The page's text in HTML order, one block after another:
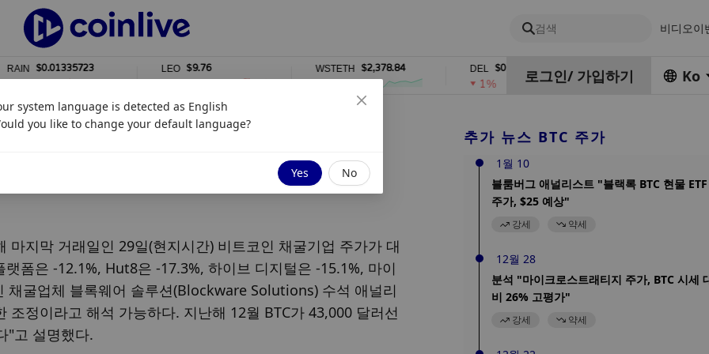
검색 비디오이
$0.01335723 $9.76
0%
WSTETH $2,378.84
0%
$0.76762686 ZEC $454.62
4%
로그인/ 가입하기 Ko
일제 하락"
지막 거래일인 29일(현지시간) 비트코인 채굴기업 주가가 대
폼은 -12.1%, Hut8은 -17.3%, 하이브 디지털은 -15.1%, 마이
굴업체 블록웨어 솔루션(Blockware Solutions) 수석 애널리
정이라고 해석 가능하다. 지난해 12월 BTC가 43,000 달러선
"고 설명했다.
추가 뉴스 BTC 주가
1월 10
블룸버그 애널리스트 "블랙록 BTC 현물 ETF
주가, $25 예상"
강세 약세
12월 28
분석 "마이크로스트래티지 주가, BTC 시세
비 26% 고평가"
강세 약세
system language is detected as English
you like to change your default language?
Yes No